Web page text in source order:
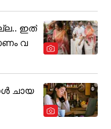
ഇത്
വ
ചായ